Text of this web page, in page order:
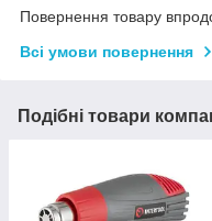
Повернення товару
Всі умови повернення
Подібні товари